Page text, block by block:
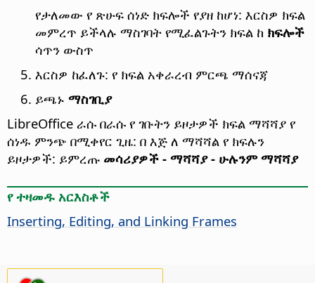
የታለመው የ ጽሁፍ ሰነድ ክፍሎች የያዘ ከሆነ: እርስዎ ክፍል
መምረጥ ይችላሉ ማስገባት የሚፈልጉትን ክፍል ከ ክፍሎች
ሳጥን ውስጥ
እርስዎ ከፈለጉ: የ ክፍል አቀራረብ ምርጫ ማሰናጃ
ይጫኑ ማስገቢያ
LibreOffice ራሱ በራሱ የ ገቡትን ይዞታዎች ክፍል ማሻሻያ የ
ሰነዱ ምንጭ በሚቀየር ጊዜ: በ እጅ ለ ማሻሻል የ ክፍሉን
ይዞታዎች: ይምረጡ መሳሪያዎች - ማሻሻያ - ሁሉንም ማሻሻያ
የ ተዛመዱ አርእስቶች
Inserting, Editing, and Linking Frames